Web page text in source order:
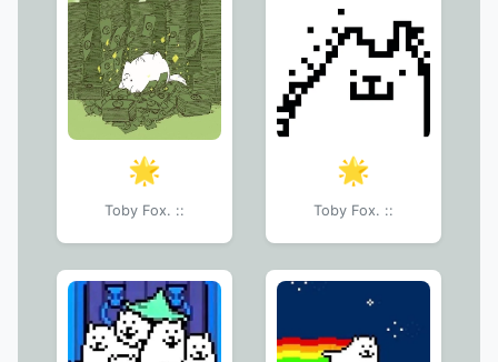
🌟
Toby Fox. ::
🌟
Toby Fox. ::